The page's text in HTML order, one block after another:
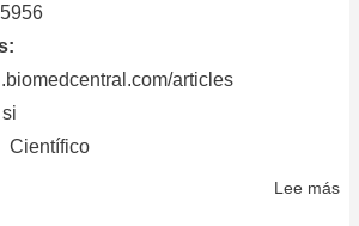
articles
si
Científico
Lee más